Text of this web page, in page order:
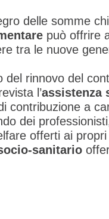
delle somme
può offrire
tra le nuove
del rinnovo del
l’assistenza
contribuzione a
dei
offerti ai
sanitario